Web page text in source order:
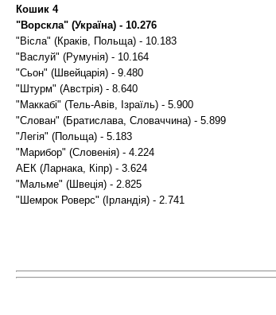
Кошик 4
"Ворскла" (Україна) - 10.276
"Вісла" (Краків, Польща) - 10.183
"Васлуй" (Румунія) - 10.164
"Сьон" (Швейцарія) - 9.480
"Штурм" (Австрія) - 8.640
"Маккабі" (Тель-Авів, Ізраїль) - 5.900
"Слован" (Братислава, Словаччина) - 5.899
"Легія" (Польща) - 5.183
"Марибор" (Словенія) - 4.224
АЕК (Ларнака, Кіпр) - 3.624
"Мальме" (Швеція) - 2.825
"Шемрок Роверс" (Ірландія) - 2.741